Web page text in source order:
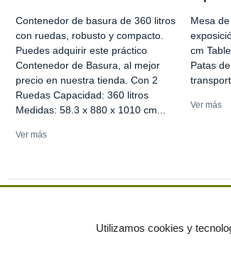
Contenedor de basura de 360 litros
con ruedas, robusto y compacto.
Puedes adquirir este práctico
Contenedor de Basura, al mejor
precio en nuestra tienda. Con 2
Ruedas Capacidad: 360 litros
Medidas: 58.3 x 880 x 1010 cm...
Ver más
Mesa
cm
Patas
Ver más
© residuos.com -
Utilizamos cookies y